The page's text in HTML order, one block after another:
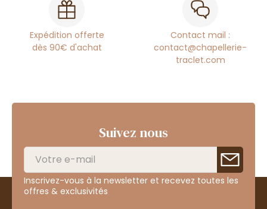
Expédition offerte
dès 90€ d'achat
Contact mail :
contact@chapellerie-
traclet.com
Suivez nous
Inscrivez-vous à la newsletter et recevez toutes les
offres & exclusivités